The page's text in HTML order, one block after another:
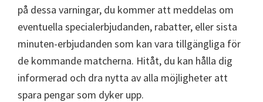
på dessa varningar, du kommer att meddelas om
eventuella specialerbjudanden, rabatter, eller sista
minuten-erbjudanden som kan vara tillgängliga för
de kommande matcherna. Hitåt, du kan hålla dig
informerad och dra nytta av alla möjligheter att
spara pengar som dyker upp.